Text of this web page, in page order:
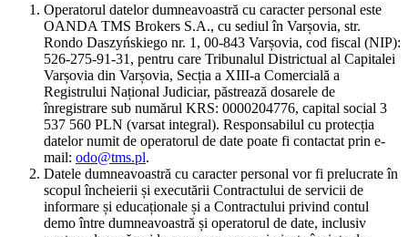
Operatorul datelor dumneavoastră cu caracter personal este
OANDA TMS Brokers S.A., cu sediul în Varșovia, str.
Rondo Daszyńskiego nr. 1, 00-843 Varșovia, cod fiscal (NIP):
526-275-91-31, pentru care Tribunalul Districtual al Capitalei
Varșovia din Varșovia, Secția a XIII-a Comercială a
Registrului Național Judiciar, păstrează dosarele de
înregistrare sub numărul KRS: 0000204776, capital social 3
537 560 PLN (varsat integral). Responsabilul cu protecția
datelor numit de operatorul de date poate fi contactat prin e-
mail: odo@tms.pl.
Datele dumneavoastră cu caracter personal vor fi prelucrate în
scopul încheierii și executării Contractului de servicii de
informare și educaționale și a Contractului privind contul
demo între dumneavoastră și operatorul de date, inclusiv